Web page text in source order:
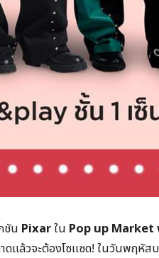
ชัน Pixarใน Pop up
แล้วจะต้องโซแซด! ในวันพฤหั